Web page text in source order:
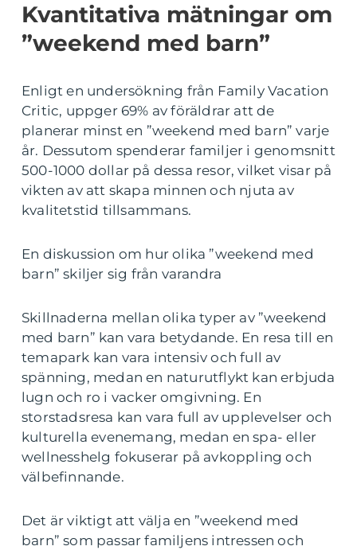
Kvantitativa mätningar om
”weekend med barn”
Enligt en undersökning från Family Vacation
Critic, uppger 69% av föräldrar att de
planerar minst en ”weekend med barn” varje
år. Dessutom spenderar familjer i genomsnitt
500-1000 dollar på dessa resor, vilket visar på
vikten av att skapa minnen och njuta av
kvalitetstid tillsammans.
En diskussion om hur olika ”weekend med
barn” skiljer sig från varandra
Skillnaderna mellan olika typer av ”weekend
med barn” kan vara betydande. En resa till en
temapark kan vara intensiv och full av
spänning, medan en naturutflykt kan erbjuda
lugn och ro i vacker omgivning. En
storstadsresa kan vara full av upplevelser och
kulturella evenemang, medan en spa- eller
wellnesshelg fokuserar på avkoppling och
välbefinnande.
Det är viktigt att välja en ”weekend med
barn” som passar familjens intressen och